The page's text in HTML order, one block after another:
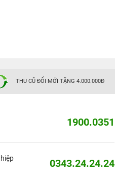
THU CŨ ĐỔI MỚI TẶNG 4.000.000Đ
1900.0351
0343.24.24.24